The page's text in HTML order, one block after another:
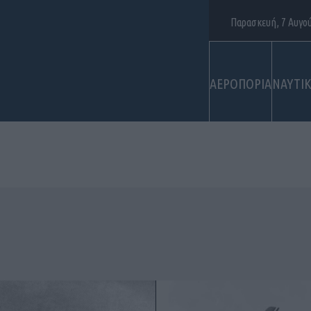
ΑΕΡΟΠΟΡΙΑ
Παρασκευή, 7